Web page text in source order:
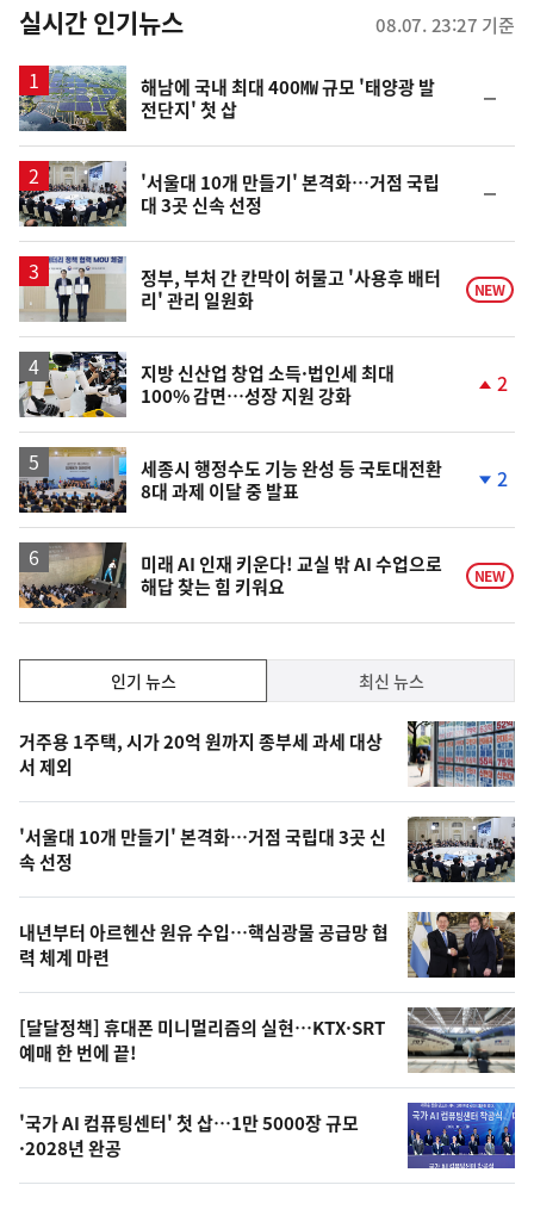
뉴
스
실시간 인기뉴스 08.07. 23:27 기준
해남에 국내 최대 400㎿ 규모 '태양광 발
전단지' 첫 삽
일
'서울대 10개 만들기' 본격화…거점 국립
대 3곳 신속 선정
일
정부, 부처 간 칸막이 허물고 '사용후 배터
리' 관리 일원화
NEW
지방 신산업 창업 소득·법인세 최대
100% 감면…성장 지원 강화
계
2
세종시 행정수도 기능 완성 등 국토대전환
8대 과제 이달 중 발표
계
락
2
미래 AI 인재 키운다! 교실 밖 AI 수업으로
해답 찾는 힘 키워요
NEW
기,
최
신,
오
늘
의
영
상
오
늘
의
사
진
인기 뉴스 최신 뉴스
기
뉴
스
거주용 1주택, 시가 20억 원까지 종부세 과세 대상
서 제외
'서울대 10개 만들기' 본격화…거점 국립대 3곳 신
속 선정
내년부터 아르헨산 원유 수입…핵심광물 공급망 협
력 체계 마련
[달달정책] 휴대폰 미니멀리즘의 실현…KTX·SRT
예매 한 번에 끝!
'국가 AI 컴퓨팅센터' 첫 삽…1만 5000장 규모
·2028년 완공